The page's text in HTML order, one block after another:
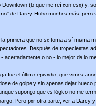
Downtown (lo que me reí con eso) y,
de Darcy. Hubo muchos más, pero
primera que no se toma a sí misma
Después de tropecientas
acertadamente o no - lo mejor de lo
fue el último episodio, que vimos
de golpe y sin apenas dejar hueco
supongo que es lógico no me
Pero por otra parte, ver a Darcy